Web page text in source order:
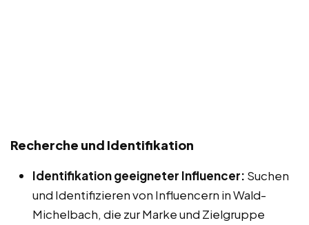
Recherche und Identifikation
Identifikation geeigneter Influencer: Suchen
und Identifizieren von Influencern in Wald-
Michelbach, die zur Marke und Zielgruppe